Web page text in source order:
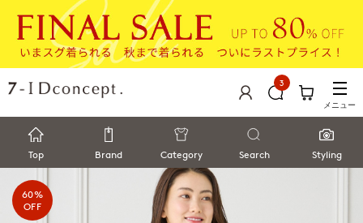
3
メニュー
Top Brand Category Search Styling
60%
OFF